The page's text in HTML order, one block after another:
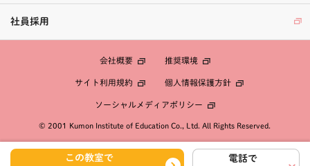
社員採用
会社概要 推奨環境
サイト利用規約 個人情報保護方針
ソーシャルメディアポリシー
© 2001 Kumon Institute of Education Co., Ltd. All Rights Reserved.
この教室で 電話で